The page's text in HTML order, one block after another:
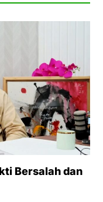
Bersalah dan